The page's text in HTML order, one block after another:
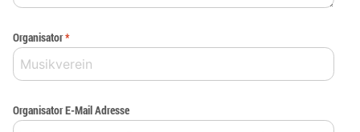
Organisator*
Organisator E-Mail Adresse